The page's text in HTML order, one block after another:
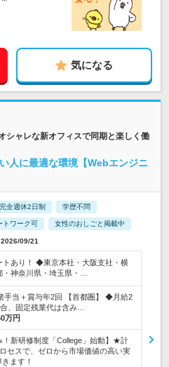
気になる
ャレな新オフィスで同期と楽しく働
人に最適な環境【Webエンジニ
完全週休2日制 学歴不問
トワーク可 女性のおしごと掲載中
09/21
あり！ ◆東京本社・大阪支社・横
神奈川県・埼玉県・…
手当＋賞与年2回 【首都圏】 ◆月給2
、固定残業代は含み…
万円
！新研修制度「College」始動】★計
セスで、ゼロから市場価値の高い実
ます！